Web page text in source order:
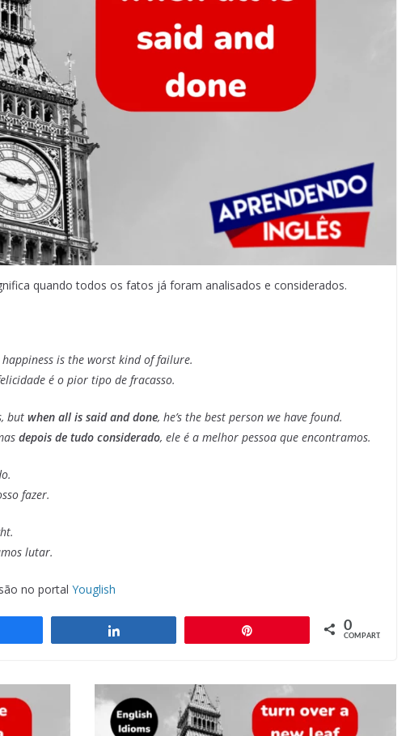
quando todos os fatos já foram analisados e considerados.
happiness is the worst kind of failure.
é o pior tipo de fracasso.
but when all is said and done, he’s the best person we have found.
depois de tudo considerado, ele é a melhor pessoa que encontramos.
fazer.
lutar.
no portal Youglish
0
COMPART.